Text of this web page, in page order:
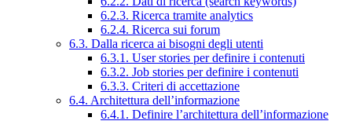
6.2.3. Ricerca tramite analytics
6.2.4. Ricerca sui forum
6.3. Dalla ricerca ai bisogni degli utenti
6.3.1. User stories per definire i contenuti
6.3.2. Job stories per definire i contenuti
6.3.3. Criteri di accettazione
6.4. Architettura dell’informazione
6.4.1. Definire l’architettura dell’informazione